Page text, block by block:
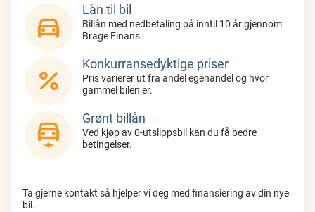
directions_car
Lån til bil
Billån med nedbetaling på inntil 10 år gjennom
Brage Finans.
percent
Konkurransedyktige priser
Pris varierer ut fra andel egenandel og hvor
gammel bilen er.
electric_car
Grønt billån
Ved kjøp av 0-utslippsbil kan du få bedre
betingelser.
Ta gjerne kontakt så hjelper vi deg med finansiering av din nye
bil.